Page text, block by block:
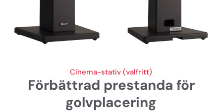
Cinema-stativ (valfritt)
Förbättrad prestanda för
golvplacering